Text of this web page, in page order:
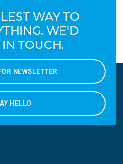
WAY TO
WE'D
IN TOUCH.
NEWSLETTER
HELLO